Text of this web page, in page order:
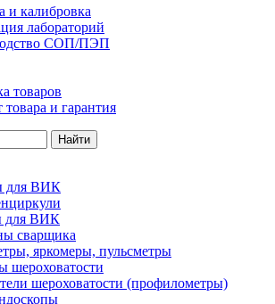
и калибровка
лабораторий
СОП/ПЭП
товаров
товара и гарантия
Найти
для ВИК
для ВИК
сварщика
яркомеры, пульсметры
шероховатости
шероховатости (профилометры)